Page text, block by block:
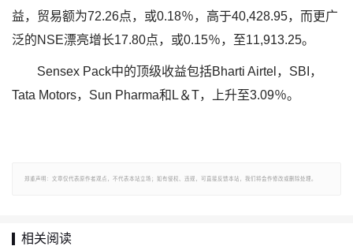
益，贸易额为72.26点，或0.18％，高于40,428.95，而更广
泛的NSE漂亮增长17.80点，或0.15％，至11,913.25。
Sensex Pack中的顶级收益包括Bharti Airtel，SBI，
Tata Motors，Sun Pharma和L＆T，上升至3.09％。
郑重声明：文章仅代表原作者观点，不代表本站立场；如有侵权、违规，可直接反馈本站，我们将会作修改或删除处理。
相关阅读